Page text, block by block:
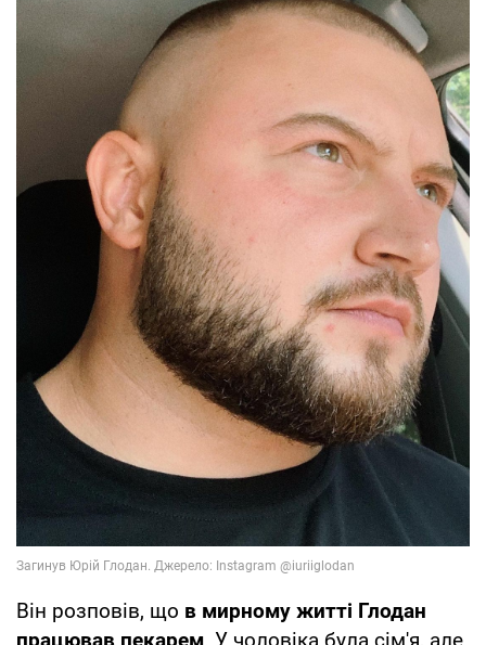
Він розповів, що в мирному житті Глодан